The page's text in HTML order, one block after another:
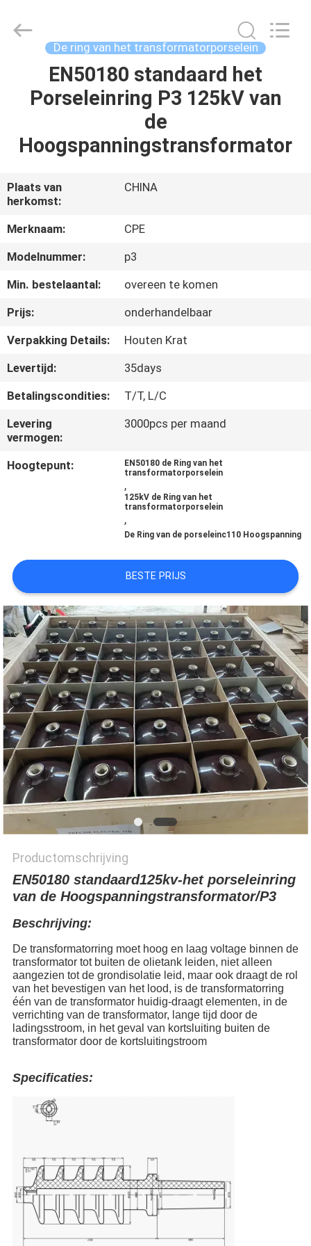
ONGEVEER
ONS
FABRIEKSREIS
KWALITEITSCONTROLE
CONTACTEER
ONS
NIEUWS
SITEMAP
PRIVACY
Power
Electric
De ring van het transformatorporselein
EN50180 standaard het
Porseleinring P3 125kV van
de
Hoogspanningstransformator
Plaats van
herkomst:
CHINA
Merknaam:
CPE
Modelnummer:
p3
Min. bestelaantal:
overeen te komen
Prijs:
onderhandelbaar
Verpakking Details:
Houten Krat
Levertijd:
35days
Betalingscondities:
T/T, L/C
Levering
vermogen:
3000pcs per maand
Hoogtepunt:
EN50180 de Ring van het
transformatorporselein
,
125kV de Ring van het
transformatorporselein
,
De Ring van de porseleinc110 Hoogspanning
BESTE PRIJS
Productomschrijving
EN50180 standaard125kv-het porseleinring
van de Hoogspanningstransformator/P3
Beschrijving:
De transformatorring moet hoog en laag voltage binnen de
transformator tot buiten de olietank leiden, niet alleen
aangezien tot de grondisolatie leid, maar ook draagt de rol
van het bevestigen van het lood, is de transformatorring
één van de transformator huidig-draagt elementen, in de
verrichting van de transformator, lange tijd door de
ladingsstroom, in het geval van kortsluiting buiten de
transformator door de kortsluitingstroom
Specificaties: